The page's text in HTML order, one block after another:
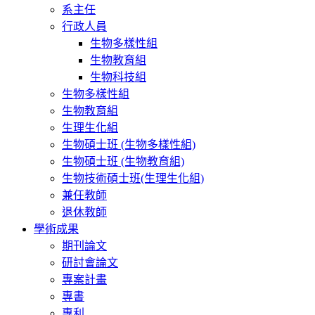
系主任
行政人員
生物多樣性組
生物教育組
生物科技組
生物多樣性組
生物教育組
生理生化組
生物碩士班 (生物多樣性組)
生物碩士班 (生物教育組)
生物技術碩士班(生理生化組)
兼任教師
退休教師
學術成果
期刊論文
研討會論文
專案計畫
專書